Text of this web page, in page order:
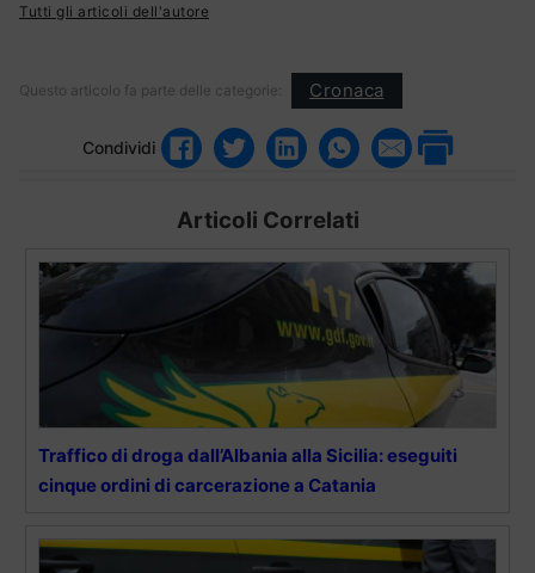
Tutti gli articoli dell'autore
Questo articolo fa parte delle categorie: Cronaca
Condividi
Articoli Correlati
Traffico di droga dall’Albania alla Sicilia: eseguiti
cinque ordini di carcerazione a Catania